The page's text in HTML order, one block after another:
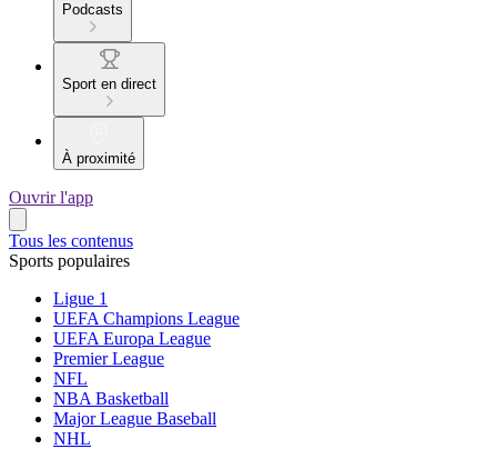
Podcasts
Sport en direct
À proximité
Ouvrir l'app
Tous les contenus
Sports populaires
Ligue 1
UEFA Champions League
UEFA Europa League
Premier League
NFL
NBA Basketball
Major League Baseball
NHL